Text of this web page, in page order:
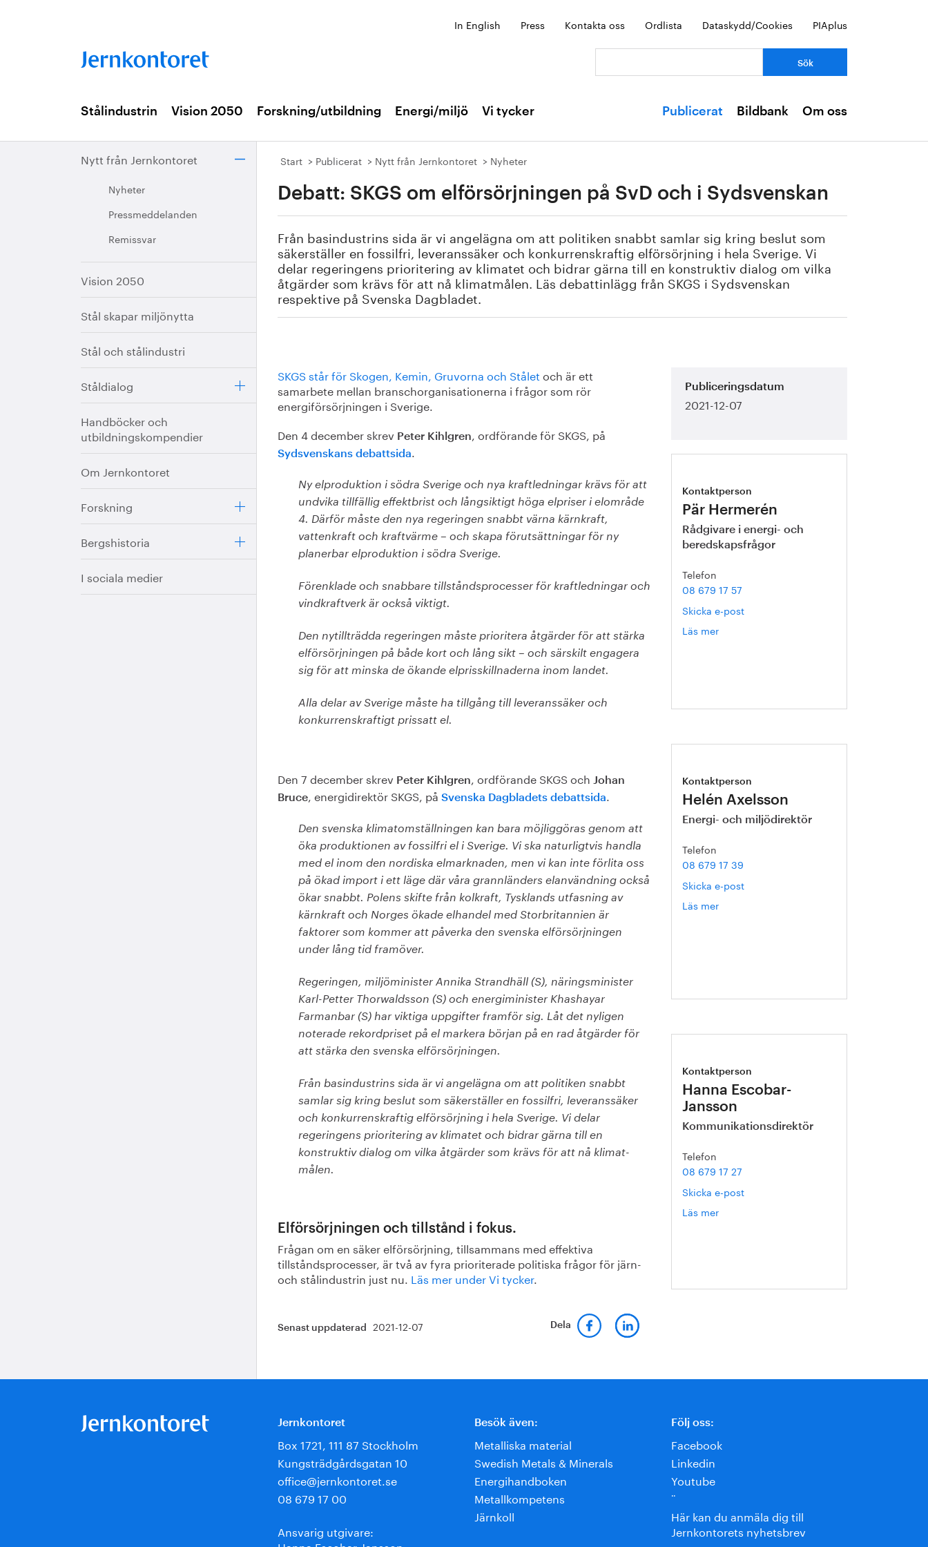
In English Press Kontakta oss Ordlista Dataskydd/Cookies PIAplus
Stålindustrin Vision 2050 Forskning/utbildning Energi/miljö Vi tycker Publicerat Bildbank Om oss
Nytt från Jernkontoret
Nyheter
Pressmeddelanden
Remissvar
Vision 2050
Stål skapar miljönytta
Stål och stålindustri
Ståldialog
Handböcker och
utbildningskompendier
Om Jernkontoret
Forskning
Bergshistoria
I sociala medier
Start Publicerat Nytt från Jernkontoret Nyheter
Debatt: SKGS om elförsörjningen på SvD och i Sydsvenskan
Från basindustrins sida är vi angelägna om att politiken snabbt samlar sig kring beslut som
säkerställer en fossilfri, leveranssäker och konkurrenskraftig elförsörjning i hela Sverige. Vi
delar regeringens prioritering av klimatet och bidrar gärna till en konstruktiv dialog om vilka
åtgärder som krävs för att nå klimat­målen. Läs debattinlägg från SKGS i Sydsvenskan
respektive på Svenska Dagbladet.
SKGS står för Skogen, Kemin, Gruvorna och Stålet och är ett
samarbete mellan branschorganisationerna i frågor som rör
energiförsörjningen i Sverige.
Den 4 december skrev Peter Kihlgren, ordförande för SKGS, på
Sydsvenskans debattsida.
Ny elproduktion i södra Sverige och nya kraftledningar krävs för att
undvika tillfällig effektbrist och långsiktigt höga elpriser i elområde
4. Därför måste den nya regeringen snabbt värna kärnkraft,
vattenkraft och kraftvärme – och skapa förutsättningar för ny
planerbar elproduktion i södra Sverige.
Förenklade och snabbare tillståndsprocesser för kraftledningar och
vindkraftverk är också viktigt.
Den nytillträdda regeringen måste prioritera åtgärder för att stärka
elförsörjningen på både kort och lång sikt – och särskilt engagera
sig för att minska de ökande elprisskillnaderna inom landet.
Alla delar av Sverige måste ha tillgång till leveranssäker och
konkurrenskraftigt prissatt el.
Den 7 december skrev Peter Kihlgren, ordförande SKGS och Johan
Bruce, energidirektör SKGS, på Svenska Dagbladets debattsida.
Den svenska klimatomställningen kan bara möjliggöras genom att
öka produktionen av fossilfri el i Sverige. Vi ska naturligtvis handla
med el inom den nordiska elmarknaden, men vi kan inte förlita oss
på ökad import i ett läge där våra grann­länders elanvändning också
ökar snabbt. Polens skifte från kolkraft, Tysklands utfasning av
kärnkraft och Norges ökade elhandel med Storbritannien är
faktorer som kommer att påverka den svenska elförsörjningen
under lång tid framöver.
Regeringen, miljöminister Annika Strandhäll (S), näringsminister
Karl-Petter Thorwaldsson (S) och energiminister Khashayar
Farmanbar (S) har viktiga uppgifter framför sig. Låt det nyligen
noterade rekordpriset på el markera början på en rad åtgärder för
att stärka den svenska elförsörjningen.
Från basindustrins sida är vi angelägna om att politiken snabbt
samlar sig kring beslut som säkerställer en fossilfri, leveranssäker
och konkurrenskraftig elförsörjning i hela Sverige. Vi delar
regeringens prioritering av klimatet och bidrar gärna till en
konstruktiv dialog om vilka åtgärder som krävs för att nå klimat­
målen.
Elförsörjningen och tillstånd i fokus.
Frågan om en säker elförsörjning, tillsammans med effektiva
tillståndsprocesser, är två av fyra prioriterade politiska frågor för järn-
och stålindustrin just nu. Läs mer under Vi tycker.
Senast uppdaterad 2021-12-07 Dela
Publiceringsdatum
2021-12-07
Kontaktperson
Pär Hermerén
Rådgivare i energi- och
beredskapsfrågor
Telefon
08 679 17 57
Skicka e-post
Läs mer
Kontaktperson
Helén Axelsson
Energi- och miljödirektör
Telefon
08 679 17 39
Skicka e-post
Läs mer
Kontaktperson
Hanna Escobar-
Jansson
Kommunikationsdirektör
Telefon
08 679 17 27
Skicka e-post
Läs mer
Jernkontoret
Box 1721, 111 87 Stockholm
Kungsträdgårdsgatan 10
office@jernkontoret.se
08 679 17 00
Ansvarig utgivare:
Besök även:
Metalliska material
Swedish Metals & Minerals
Energihandboken
Metallkompetens
Järnkoll
Följ oss:
Facebook
Linkedin
Youtube
¨
Här kan du anmäla dig till
Jernkontorets nyhetsbrev